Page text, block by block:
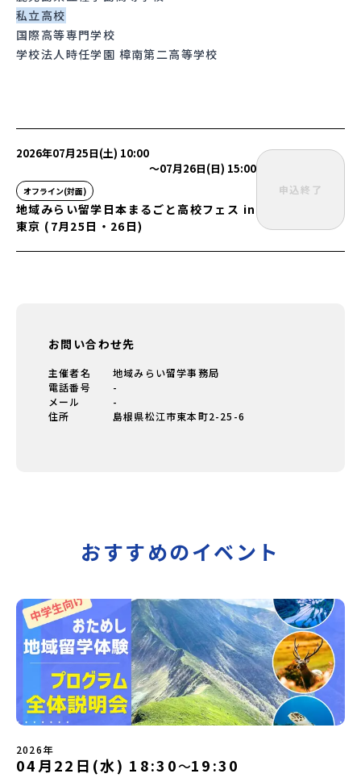
私立高校
国際高等専門学校
学校法人時任学園 樟南第二高等学校
2026年07月25日(土) 10:00
〜07月26日(日) 15:00
オフライン(対面)
地域みらい留学日本まるごと高校フェス in
東京 (7月25日・26日)
申込終了
お問い合わせ先
主催者名
地域みらい留学事務局
電話番号
-
メール
-
住所
島根県松江市東本町2-25-6
おすすめのイベント
2026年
04月22日(水) 18:30〜19:30